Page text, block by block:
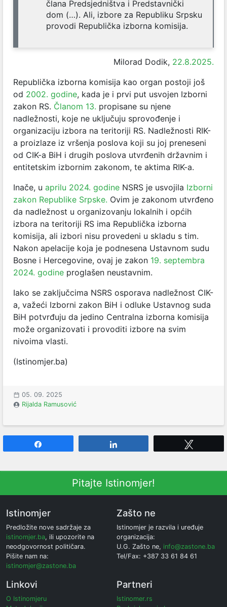
člana Predsjedništva i Predstavnički
dom (…). Ali, izbore za Republiku Srpsku
provodi Republička izborna komisija.
Milorad Dodik, 22.8.2025.
Republička izborna komisija kao organ postoji još
od 2002. godine, kada je i prvi put usvojen Izborni
zakon RS. Članom 13. propisane su njene
nadležnosti, koje ne uključuju sprovođenje i
organizaciju izbora na teritoriji RS. Nadležnosti RIK-
a proizlaze iz vršenja poslova koji su joj preneseni
od CIK-a BiH i drugih poslova utvrđenih državnim i
entitetskim izbornim zakonom, te aktima RIK-a.
Inače, u aprilu 2024. godine NSRS je usvojila Izborni
zakon Republike Srpske. Ovim je zakonom utvrđeno
da nadležnost u organizovanju lokalnih i općih
izbora na teritoriji RS ima Republička izborna
komisija, ali izbori nisu provedeni u skladu s tim.
Nakon apelacije koja je podnesena Ustavnom sudu
Bosne i Hercegovine, ovaj je zakon 19. septembra
2024. godine proglašen neustavnim.
Iako se zaključcima NSRS osporava nadležnost CIK-
a, važeći Izborni zakon BiH i odluke Ustavnog suda
BiH potvrđuju da jedino Centralna izborna komisija
može organizovati i provoditi izbore na svim
nivoima vlasti.
(Istinomjer.ba)
05. 09. 2025
Rijalda Ramusović
Pitajte Istinomjer!
Istinomjer
Predložite nove sadržaje za
istinomjer.ba, ili upozorite na
neodgovornost političara.
Pišite nam na:
istinomjer@zastone.ba
Zašto ne
Istinomjer je razvila i uređuje
organizacija:
U.G. Zašto ne, info@zastone.ba
Tel/Fax: +387 33 61 84 61
Linkovi
O Istinomjeru
Partneri
Istinomer.rs